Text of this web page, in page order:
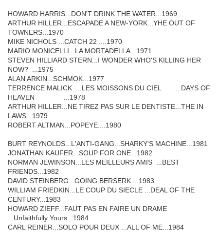
HOWARD HARRIS...DON'T DRINK THE WATER...1969
ARTHUR HILLER...ESCAPADE A NEW-YORK...YHE OUT OF
TOWNERS...1970
MIKE NICHOLS ...CATCH 22 ....1970
MARIO MONICELLI...LA MORTADELLA...1971
STEVEN HILLIARD STERN...I WONDER WHO'S KILLING HER
NOW? ...1975
ALAN ARKIN...SCHMOK...1977
TERRENCE MALICK ...LES MOISSONS DU CIEL ...DAYS OF
HEAVEN ...1978
ARTHUR HILLER...NE TIREZ PAS SUR LE DENTISTE...THE IN
LAWS...1979
ROBERT ALTMAN...POPEYE....1980
BURT REYNOLDS...L'ANTI-GANG...SHARKY'S MACHINE...1981
JONATHAN KAUFER...SOUP FOR ONE...1982
NORMAN JEWINSON...LES MEILLEURS AMIS ...BEST
FRIENDS...1982
DAVID STEINBERG...GOING BERSERK ...1983
WILLIAM FRIEDKIN...LE COUP DU SIECLE ...DEAL OF THE
CENTURY...1983
HOWARD ZIEFF...FAUT PAS EN FAIRE UN DRAME
...Unfaithfully Yours...1984
CARL REINER...SOLO POUR DEUX ...ALL OF ME...1984